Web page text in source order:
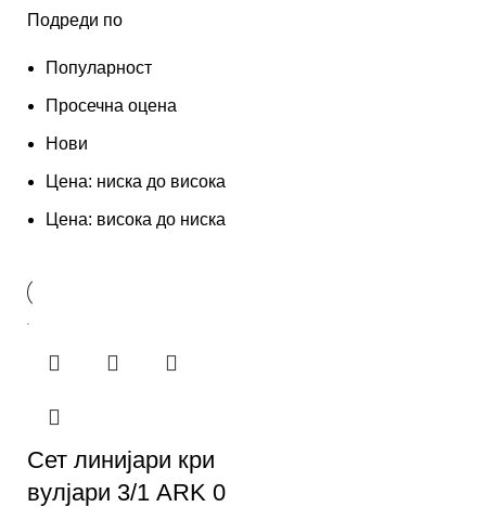
Подреди по
Популарност
Просечна оцена
Нови
Цена: ниска до висока
Цена: висока до ниска
Сет линијари кри
вулјари 3/1 ARK 0